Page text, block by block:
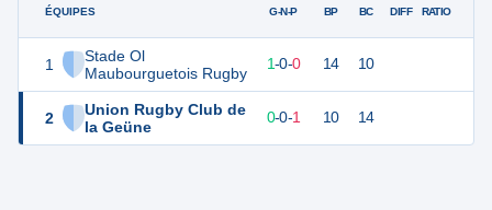
ÉQUIPES
1
Stade Ol
Maubourguetois Rugby
2
Union Rugby Club de
la Geüne
G-N-P BP BC DIFF RATIO
4 1 1-0-0 14 10
1 1 0-0-1 10 14